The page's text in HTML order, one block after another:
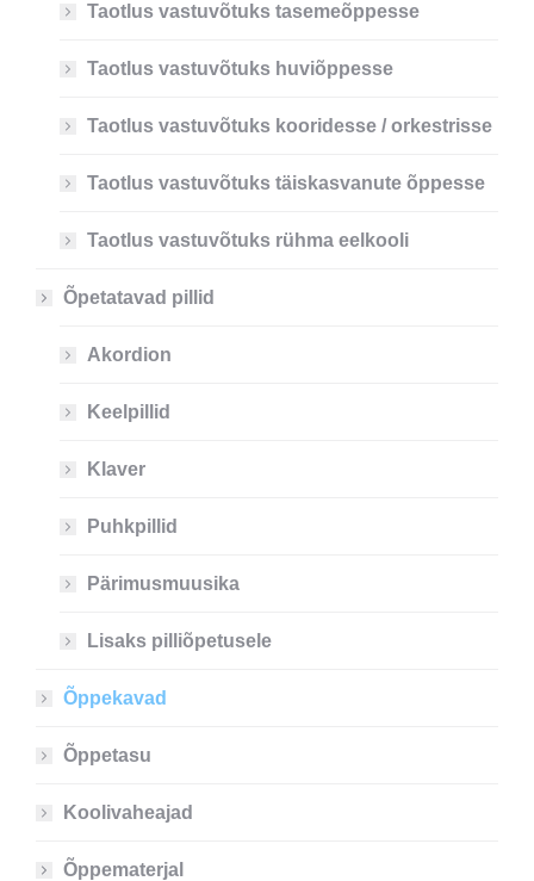
Taotlus vastuvõtuks tasemeõppesse
Taotlus vastuvõtuks huviõppesse
Taotlus vastuvõtuks kooridesse / orkestrisse
Taotlus vastuvõtuks täiskasvanute õppesse
Taotlus vastuvõtuks rühma eelkooli
Õpetatavad pillid
Akordion
Keelpillid
Klaver
Puhkpillid
Pärimusmuusika
Lisaks pilliõpetusele
Õppekavad
Õppetasu
Koolivaheajad
Õppematerjal